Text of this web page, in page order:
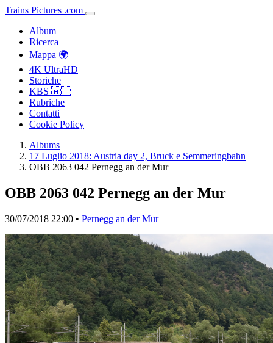
Trains Pictures .com
Album
Ricerca
Mappa 🌍
4K UltraHD
Storiche
KBS 🇦🇹
Rubriche
Contatti
Cookie Policy
Albums
17 Luglio 2018: Austria day 2, Bruck e Semmeringbahn
OBB 2063 042 Pernegg an der Mur
OBB 2063 042 Pernegg an der Mur
30/07/2018 22:00 • Pernegg an der Mur